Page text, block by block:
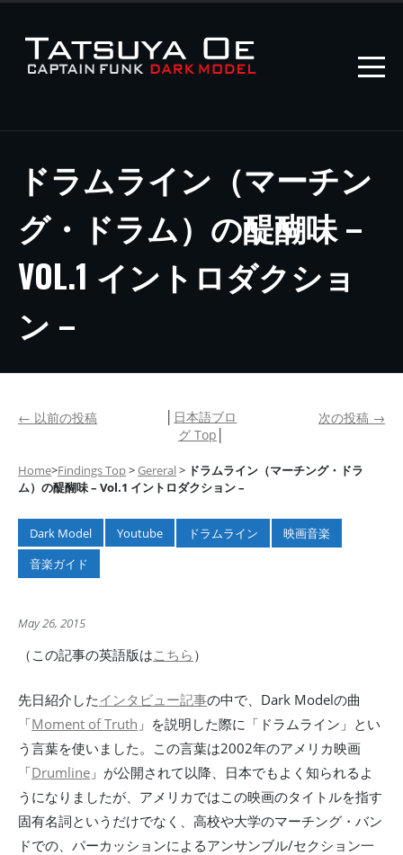
ドラムライン（マーチン
グ・ドラム）の醍醐味 –
VOL.1 イントロダクショ
ン –
← 以前の投稿
日本語ブロ
グ Top
次の投稿 →
Home>Findings Top>Gereral> ドラムライン（マーチング・ドラ
ム）の醍醐味 – Vol.1 イントロダクション –
Dark Model Youtube ドラムライン
映画音楽
音楽ガイド
May 26, 2015
（この記事の英語版はこちら ）
先日紹介したインタビュー記事の中で、Dark Modelの曲
「Moment of Truth 」を説明した際に「ドラムライン」とい
う言葉を使いました。この言葉は2002年のアメリカ映画
「Drumline 」が公開されて以降、日本でもよく知られるよ
うになりましたが、アメリカではこの映画のタイトルを指す
固有名詞というだけでなく、高校や大学のマーチング・バン
ドでの、パーカッションによるアンサンブル/セクション一